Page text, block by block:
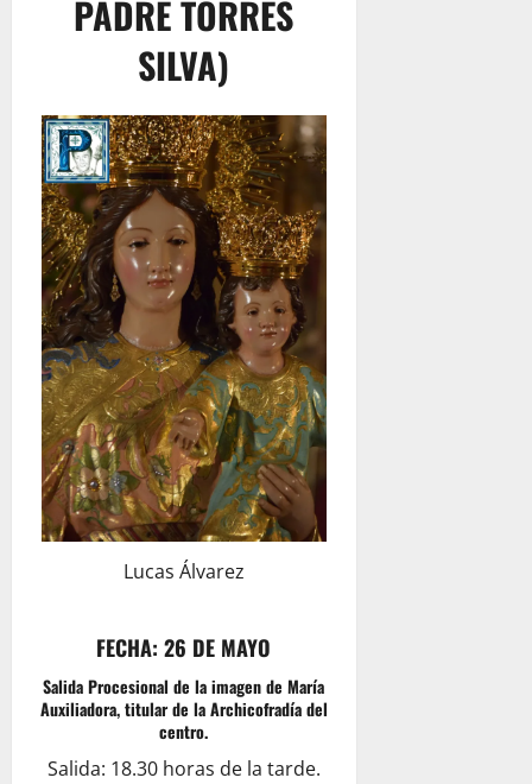
PADRE TORRES
SILVA)
Lucas Álvarez
FECHA: 26 DE MAYO
Salida Procesional de la imagen de María
Auxiliadora, titular de la Archicofradía del
centro.
Salida: 18.30 horas de la tarde.